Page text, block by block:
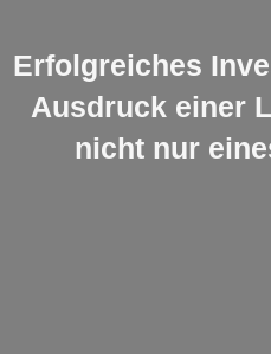
Erfolgreiches
Ausdruck einer
nicht nur